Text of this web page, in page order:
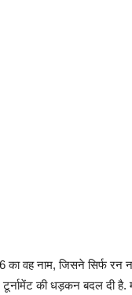
वह नाम, जिसने सिर्फ रन
टूर्नामेंट की धड़कन बदल दी